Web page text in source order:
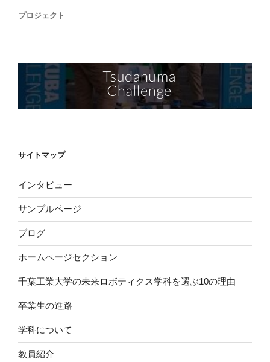
プロジェクト
サイトマップ
インタビュー
サンプルページ
ブログ
ホームページセクション
千葉工業大学の未来ロボティクス学科を選ぶ10の理由
卒業生の進路
学科について
教員紹介